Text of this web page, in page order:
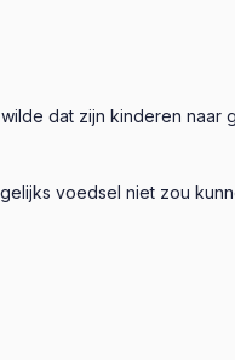
dat zijn kinderen
voedsel niet zou